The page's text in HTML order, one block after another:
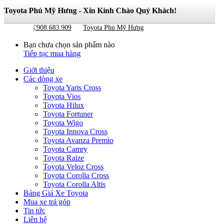
Toyota Phú Mỹ Hưng - Xin Kính Chào Quý Khách!
0908.683.909 Toyota Phú Mỹ Hưng
0
Bạn chưa chọn sản phẩm nào
Tiếp tục mua hàng
Giới thiệu
Các dòng xe
Toyota Yaris Cross
Toyota Vios
Toyota Hilux
Toyota Fortuner
Toyota Wigo
Toyota Innova Cross
Toyota Avanza Premio
Toyota Camry
Toyota Raize
Toyota Veloz Cross
Toyota Corolla Cross
Toyota Corolla Altis
Bảng Giá Xe Toyota
Mua xe trả góp
Tin tức
Liên hệ